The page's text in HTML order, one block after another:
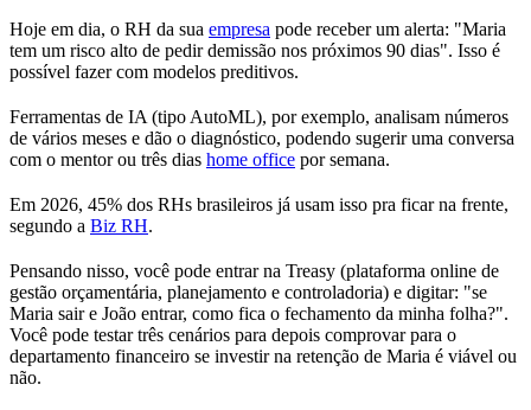
Hoje em dia, o RH da sua empresa pode receber um alerta: "Maria
tem um risco alto de pedir demissão nos próximos 90 dias". Isso é
possível fazer com modelos preditivos.
Ferramentas de IA (tipo AutoML), por exemplo, analisam números
de vários meses e dão o diagnóstico, podendo sugerir uma conversa
com o mentor ou três dias home office por semana.
Em 2026, 45% dos RHs brasileiros já usam isso pra ficar na frente,
segundo a Biz RH.
Pensando nisso, você pode entrar na Treasy (plataforma online de
gestão orçamentária, planejamento e controladoria) e digitar: "se
Maria sair e João entrar, como fica o fechamento da minha folha?".
Você pode testar três cenários para depois comprovar para o
departamento financeiro se investir na retenção de Maria é viável ou
não.​